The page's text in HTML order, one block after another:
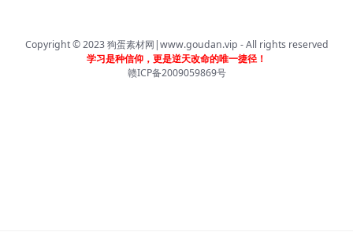
Copyright © 2023狗蛋素材网|www.goudan.vip - All rights reserved
学习是种信仰，更是逆天改命的唯一捷径！
赣ICP备2009059869号